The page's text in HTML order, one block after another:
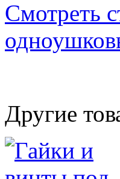
Смотреть
Другие